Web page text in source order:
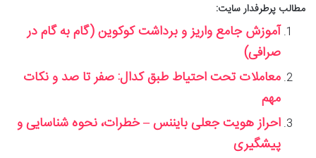
مطالب پرطرفدار سایت:
آموزش جامع واریز و برداشت کوکوین (گام به گام در
صرافی)
معاملات تحت احتیاط طبق کدال: صفر تا صد و نکات
مهم
احراز هویت جعلی بایننس – خطرات، نحوه شناسایی و
پیشگیری